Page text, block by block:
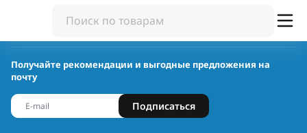
Получайте рекомендации и выгодные предложения на
почту
Подписаться